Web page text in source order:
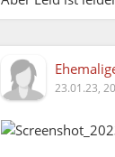
23.01.23,